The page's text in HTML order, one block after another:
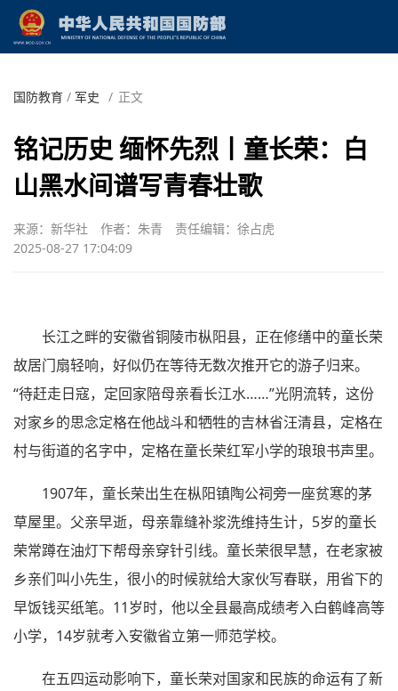
国防教育 / 军史 / 正文
铭记历史 缅怀先烈丨童长荣：白
山黑水间谱写青春壮歌
来源：新华社 作者：朱青
责任编辑：徐占虎
2025-08-27 17:04:09
长江之畔的安徽省铜陵市枞阳县，正在修缮中的童长荣
故居门扇轻响，好似仍在等待无数次推开它的游子归来。
“待赶走日寇，定回家陪母亲看长江水……”光阴流转，这份
对家乡的思念定格在他战斗和牺牲的吉林省汪清县，定格在
村与街道的名字中，定格在童长荣红军小学的琅琅书声里。
1907年，童长荣出生在枞阳镇陶公祠旁一座贫寒的茅
草屋里。父亲早逝，母亲靠缝补浆洗维持生计，5岁的童长
荣常蹲在油灯下帮母亲穿针引线。童长荣很早慧，在老家被
乡亲们叫小先生，很小的时候就给大家伙写春联，用省下的
早饭钱买纸笔。11岁时，他以全县最高成绩考入白鹤峰高等
小学，14岁就考入安徽省立第一师范学校。
在五四运动影响下，童长荣对国家和民族的命运有了新